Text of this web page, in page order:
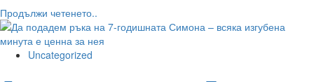
Продължи четенето..
more
about
Uncategorized